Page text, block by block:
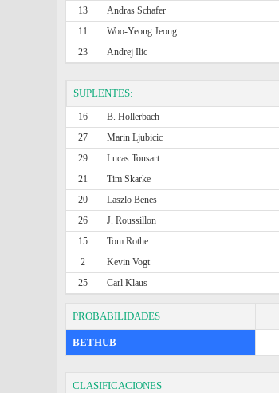
13
Andras Schafer
11
Woo-Yeong Jeong
23
Andrej Ilic
SUPLENTES:
16 B. Hollerbach
27
Marin Ljubicic
29
Lucas Tousart
21
Tim Skarke
20
Laszlo Benes
26
J. Roussillon
15
Tom Rothe
2
Kevin Vogt
25
Carl Klaus
PROBABILIDADES
BETHUB
CLASIFICACIONES